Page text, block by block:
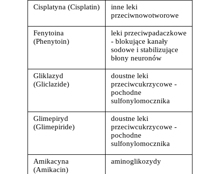
Cisplatyna (Cisplatin)
inne leki
przeciwnowotworowe
Fenytoina
(Phenytoin)
leki przeciwpadaczkowe
- blokujące kanały
sodowe i stabilizujące
błony neuronów
Gliklazyd
(Gliclazide)
doustne leki
przeciwcukrzycowe -
pochodne
sulfonylomocznika
Glimepiryd
(Glimepiride)
doustne leki
przeciwcukrzycowe -
pochodne
sulfonylomocznika
Amikacyna
(Amikacin)
aminoglikozydy